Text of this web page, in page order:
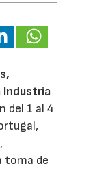
Industria
del 1 al 4
toma de